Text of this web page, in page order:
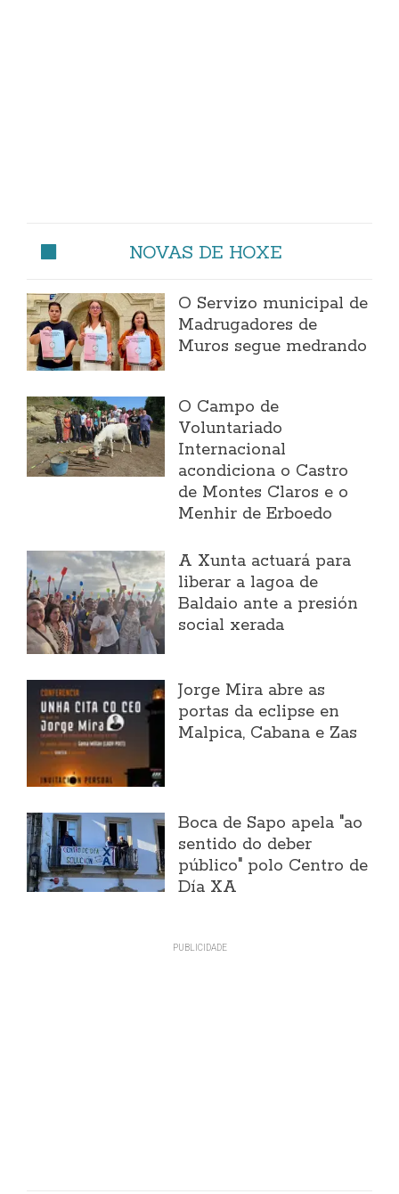
NOVAS DE HOXE
O Servizo municipal de
Madrugadores de
Muros segue medrando
O Campo de
Voluntariado
Internacional
acondiciona o Castro
de Montes Claros e o
Menhir de Erboedo
A Xunta actuará para
liberar a lagoa de
Baldaio ante a presión
social xerada
Jorge Mira abre as
portas da eclipse en
Malpica, Cabana e Zas
Boca de Sapo apela "ao
sentido do deber
público" polo Centro de
Día XA